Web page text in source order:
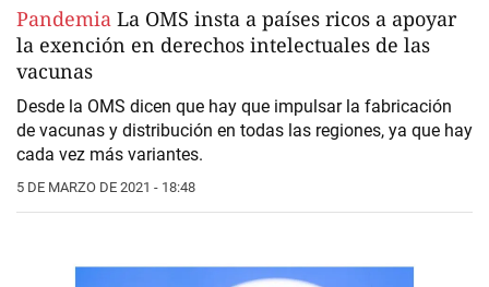
Pandemia La OMS insta a países ricos a apoyar
la exención en derechos intelectuales de las
vacunas
Desde la OMS dicen que hay que impulsar la fabricación
de vacunas y distribución en todas las regiones, ya que hay
cada vez más variantes.
5 DE MARZO DE 2021 - 18:48